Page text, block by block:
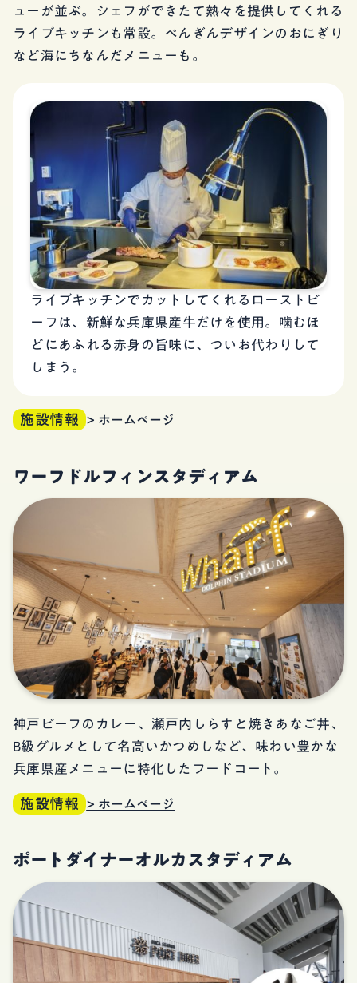
ューが並ぶ。シェフができたて熱々を提供してくれる
ライブキッチンも常設。ぺんぎんデザインのおにぎり
など海にちなんだメニューも。
ライブキッチンでカットしてくれるローストビ
ーフは、新鮮な兵庫県産牛だけを使用。噛むほ
どにあふれる赤身の旨味に、ついお代わりして
しまう。
施設情報 > ホームページ
ワーフドルフィンスタディアム
神戸ビーフのカレー、瀬戸内しらすと焼きあなご丼、
B級グルメとして名高いかつめしなど、味わい豊かな
兵庫県産メニューに特化したフードコート。
施設情報 > ホームページ
ポートダイナーオルカスタディアム